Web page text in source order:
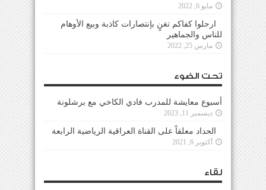
مايو 6, 2022
ارحلوا كفاكم تغنٍ بإنتصارات كاذبة وبيع الأوهام
للناس والجماهير
مارس 25, 2022
تحت الضوء
أسبوع معايشة للمدرب فادي الكاخي مع برشلونة
ديسمبر 11, 2023
الحداد معلقاً على القناة العراقية الرياضية الرابعة
أكتوبر 6, 2021
لقاء